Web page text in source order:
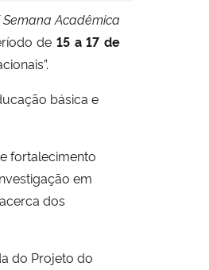
Semana Acadêmica
de15 a 17 de
básica e
fortalecimento
em
dos
do Projeto do